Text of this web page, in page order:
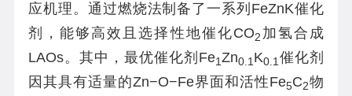
应机理。通过燃烧法制备了一系列FeZnK催化
剂，能够高效且选择性地催化CO2 加氢合成
LAOs。其中，最优催化剂Fe1Zn0.1 K0.1 催化剂
因其具有适量的Zn−O−Fe界面和活性Fe5C2物